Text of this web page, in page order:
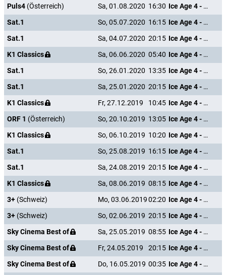
Puls4 (Österreich) Sa, 01.08.2020 16:30
Ice Age 4 - Voll verschoben
Sat.1
So, 05.07.2020 16:15
Ice Age 4 - Voll verschoben
Sat.1
Sa, 04.07.2020 20:15
Ice Age 4 - Voll verschoben
K1 Classics
Sa, 06.06.2020 05:40
Ice Age 4 - Voll verschoben
Sat.1
So, 26.01.2020 13:35
Ice Age 4 - Voll verschoben
Sat.1
Sa, 25.01.2020 20:15
Ice Age 4 - Voll verschoben
K1 Classics
Fr, 27.12.2019 10:45
Ice Age 4 - Voll verschoben
ORF 1 (Österreich) So, 20.10.2019 13:05
Ice Age 4 - Voll verschoben
K1 Classics
So, 06.10.2019 10:20
Ice Age 4 - Voll verschoben
Sat.1
So, 25.08.2019 16:15
Ice Age 4 - Voll verschoben
Sat.1
Sa, 24.08.2019 20:15
Ice Age 4 - Voll verschoben
K1 Classics
Sa, 08.06.2019 08:15
Ice Age 4 - Voll verschoben
3+ (Schweiz) Mo, 03.06.201902:20
Ice Age 4 - Voll verschoben
3+ (Schweiz) So, 02.06.2019 20:15
Ice Age 4 - Voll verschoben
Sky Cinema Best of
Sa, 25.05.2019 08:55
Ice Age 4 - Voll verschoben
Sky Cinema Best of
Fr, 24.05.2019 20:15
Ice Age 4 - Voll verschoben
Sky Cinema Best of
Do, 16.05.2019 00:35
Ice Age 4 - Voll verschoben